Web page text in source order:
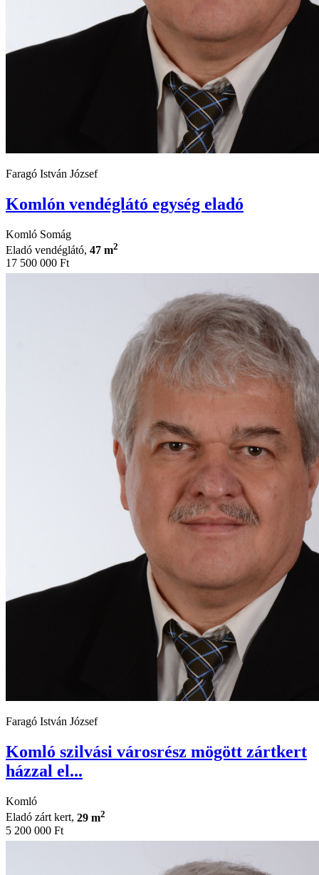
Faragó István József
Komlón vendéglátó egység eladó
Komló Somág
Eladó vendéglátó, 47 m2
17 500 000 Ft
Faragó István József
Komló szilvási városrész mögött zártkert
házzal el...
Komló
Eladó zárt kert, 29 m2
5 200 000 Ft